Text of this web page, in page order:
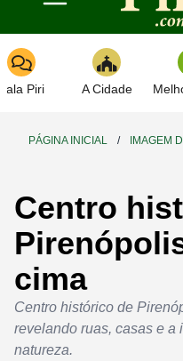
Toggle navigation
Piri A Cidade
PÁGINA INICIAL / IMAGEM
Centro
cima
Centro histórico de
revelando ruas, casas e a
natureza.